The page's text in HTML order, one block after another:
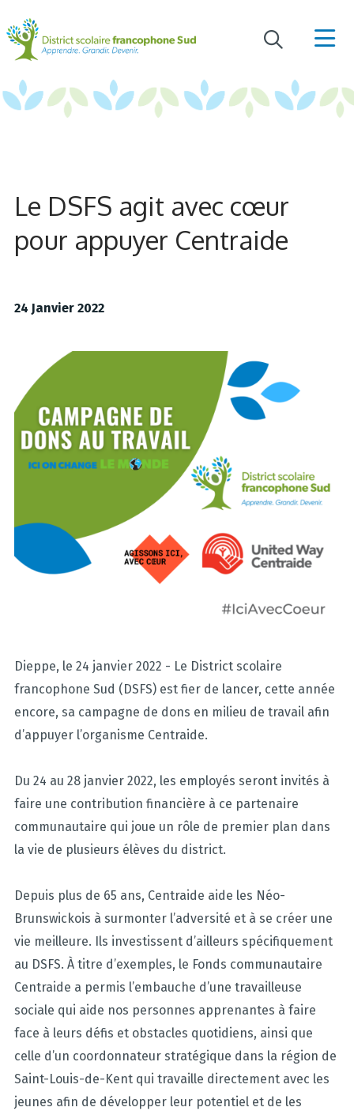
Le DSFS agit avec cœur
pour appuyer Centraide
24 Janvier 2022
Dieppe, le 24 janvier 2022 - Le District scolaire
francophone Sud (DSFS) est fier de lancer, cette année
encore, sa campagne de dons en milieu de travail afin
d’appuyer l’organisme Centraide.
Du 24 au 28 janvier 2022, les employés seront invités à
faire une contribution financière à ce partenaire
communautaire qui joue un rôle de premier plan dans
la vie de plusieurs élèves du district.
Depuis plus de 65 ans, Centraide aide les Néo-
Brunswickois à surmonter l’adversité et à se créer une
vie meilleure. Ils investissent d’ailleurs spécifiquement
au DSFS. À titre d’exemples, le Fonds communautaire
Centraide a permis l’embauche d’une travailleuse
sociale qui aide nos personnes apprenantes à faire
face à leurs défis et obstacles quotidiens, ainsi que
celle d’un coordonnateur stratégique dans la région de
Saint-Louis-de-Kent qui travaille directement avec les
jeunes afin de développer leur potentiel et de les